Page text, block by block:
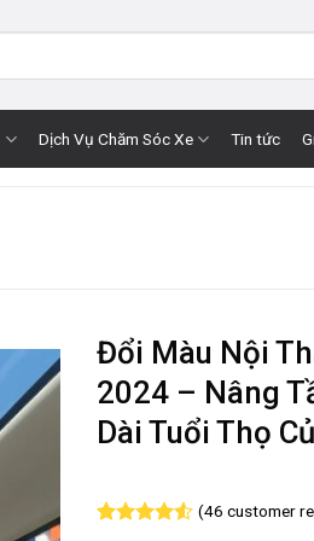
Dịch Vụ Chăm Sóc Xe Tin tức
Đổi Màu Nội
2024 – Nâng
Dài Tuổi Thọ
(46 customer